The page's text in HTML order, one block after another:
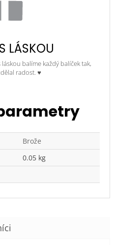
LÁSKOU
balíme každý balíček tak,
radost. ♥
Brože
0.05 kg